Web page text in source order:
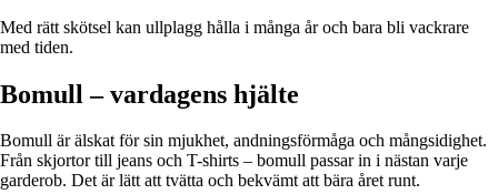
Med rätt skötsel kan ullplagg hålla i många år och bara bli vackrare
med tiden.
Bomull – vardagens hjälte
Bomull är älskat för sin mjukhet, andningsförmåga och mångsidighet.
Från skjortor till jeans och T-shirts – bomull passar in i nästan varje
garderob. Det är lätt att tvätta och bekvämt att bära året runt.